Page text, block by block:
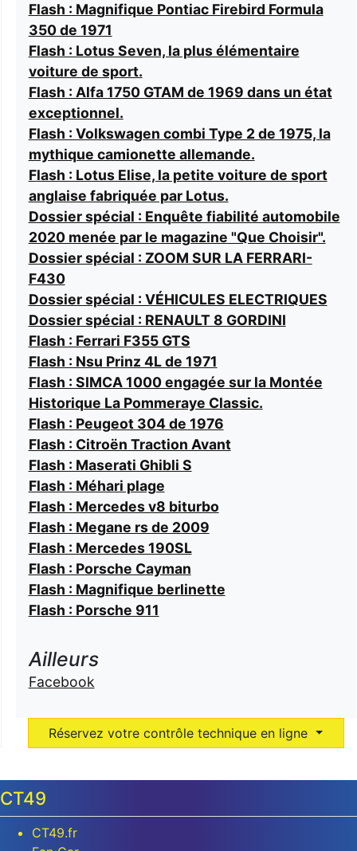
Flash : Magnifique Pontiac Firebird Formula
350 de 1971
Flash : Lotus Seven, la plus élémentaire
voiture de sport.
Flash : Alfa 1750 GTAM de 1969 dans un état
exceptionnel.
Flash : Volkswagen combi Type 2 de 1975, la
mythique camionette allemande.
Flash : Lotus Elise, la petite voiture de sport
anglaise fabriquée par Lotus.
Dossier spécial : Enquête fiabilité automobile
2020 menée par le magazine "Que Choisir".
Dossier spécial : ZOOM SUR LA FERRARI-
F430
Dossier spécial : VÉHICULES ELECTRIQUES
Dossier spécial : RENAULT 8 GORDINI
Flash : Ferrari F355 GTS
Flash : Nsu Prinz 4L de 1971
Flash : SIMCA 1000 engagée sur la Montée
Historique La Pommeraye Classic.
Flash : Peugeot 304 de 1976
Flash : Citroën Traction Avant
Flash : Maserati Ghibli S
Flash : Méhari plage
Flash : Mercedes v8 biturbo
Flash : Megane rs de 2009
Flash : Mercedes 190SL
Flash : Porsche Cayman
Flash : Magnifique berlinette
Flash : Porsche 911
Ailleurs
Facebook
Réservez votre contrôle technique en ligne
CT49
CT49.fr